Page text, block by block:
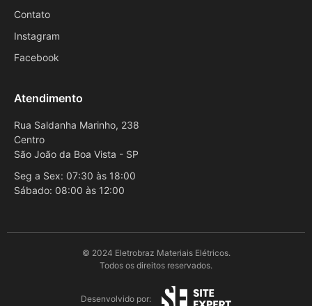
Contato
Instagram
Facebook
Atendimento
Rua Saldanha Marinho, 238
Centro
São João da Boa Vista - SP
Seg a Sex: 07:30 às 18:00
Sábado: 08:00 às 12:00
© 2024 Eletrobraz Materiais Elétricos.
Todos os direitos reservados.
Desenvolvido por: